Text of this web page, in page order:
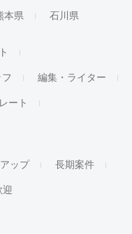
本県 石川県
編集・ライター
ート
ップ 長期案件
迎